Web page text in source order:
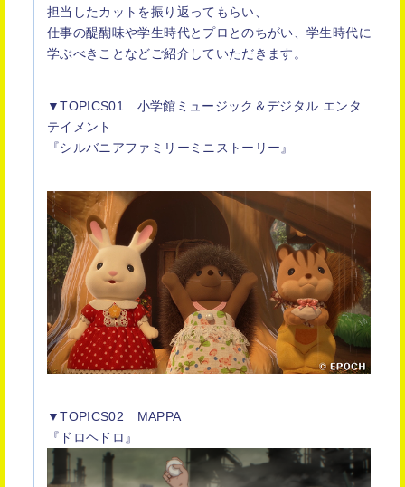
担当したカットを振り返ってもらい、
仕事の醍醐味や学生時代とプロとのちがい、学生時代に
学ぶべきことなどご紹介していただきます。
▼TOPICS01 小学館ミュージック＆デジタル エンタ
テイメント
『シルバニアファミリーミニストーリー』
▼TOPICS02 MAPPA
『ドロヘドロ』